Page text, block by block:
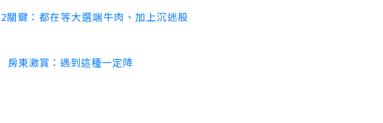
鍵：都在等大選端牛肉、加上沉迷股
房東激賞：遇到這種一定降